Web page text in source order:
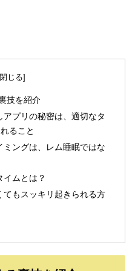
技を紹介
プリの秘密は、適切なタ
ること
ミングは、レム睡眠ではな
イムとは？
てもスッキリ起きられる方